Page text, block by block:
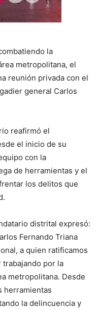
la
metropolitana, el
reunión privada con el
general Carlos
reafirmó el
el inicio de su
con la
de herramientas y el
los delitos que
distrital expresó:
Fernando Triana
a quien ratificamos
por la
metropolitana. Desde
herramientas
la delincuencia y